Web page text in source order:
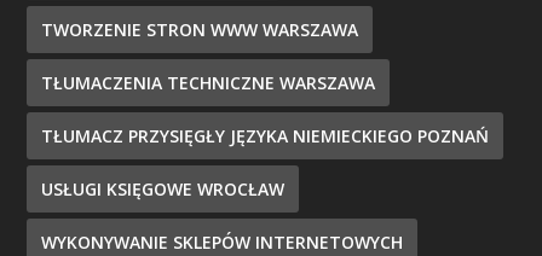
TWORZENIE STRON WWW WARSZAWA
TŁUMACZENIA TECHNICZNE WARSZAWA
TŁUMACZ PRZYSIĘGŁY JĘZYKA NIEMIECKIEGO POZNAŃ
USŁUGI KSIĘGOWE WROCŁAW
WYKONYWANIE SKLEPÓW INTERNETOWYCH